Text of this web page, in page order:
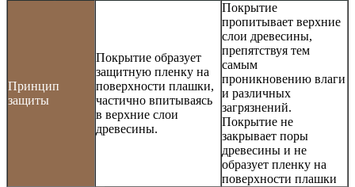
Принцип
защиты
Покрытие образует
защитную пленку на
поверхности плашки,
частично впитываясь
в верхние слои
древесины.
Покрытие
пропитывает верхние
слои древесины,
препятствуя тем
самым
проникновению влаги
и различных
загрязнений.
Покрытие не
закрывает поры
древесины и не
образует пленку на
поверхности плашки